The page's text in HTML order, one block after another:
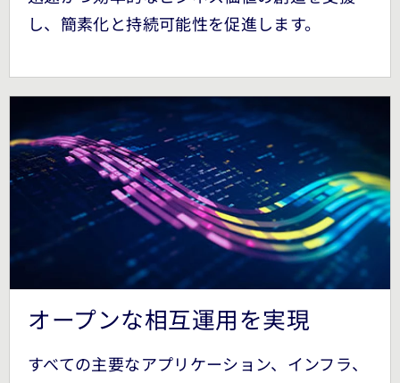
し、簡素化と持続可能性を促進します。
オープンな相互運用を実現
すべての主要なアプリケーション、インフラ、